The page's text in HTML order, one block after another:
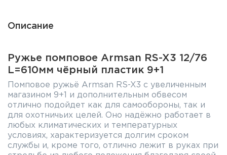
Описание
Ружье помповое Armsan RS-X3 12/76
L=610мм чёрный пластик 9+1
Помповое ружьё Armsan RS-X3 с увеличенным
магазином 9+1 и дополнительным обвесом
отлично подойдет как для самообороны, так и
для охотничьих целей. Оно надёжно работает в
любых климатических и температурных
условиях, характеризуется долгим сроком
службы и, кроме того, отлично лежит в руках при